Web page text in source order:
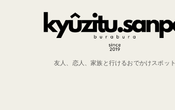
友人、恋人、家族と行けるおでかけスポット